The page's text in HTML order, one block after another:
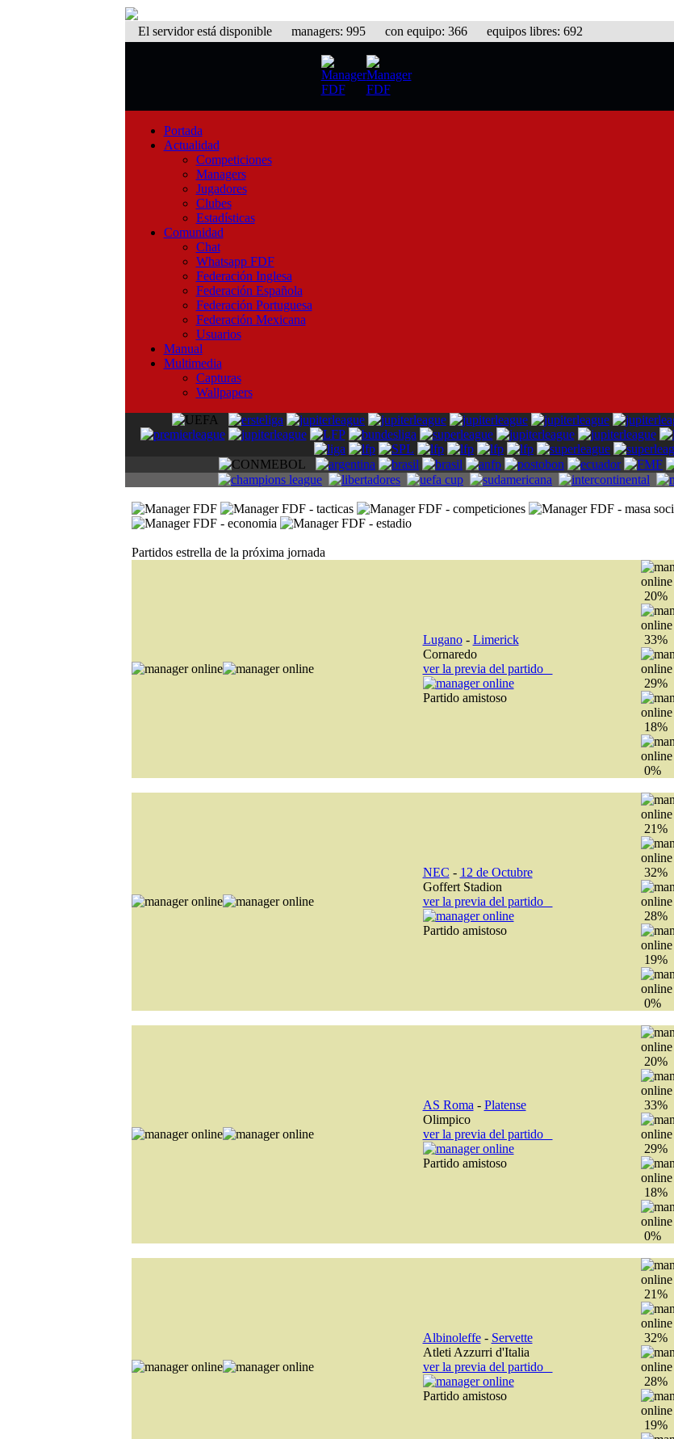
El servidor está disponiblemanagers: 995 con equipo: 366 equipos libres: 692
Portada
Actualidad
Competiciones
Managers
Jugadores
Clubes
Estadísticas
Comunidad
Chat
Whatsapp FDF
Federación Inglesa
Federación Española
Federación Portuguesa
Federación Mexicana
Usuarios
Manual
Multimedia
Capturas
Wallpapers
Partidos estrella de la próxima jornada
Lugano- Limerick
Cornaredo
ver la previa del partido
Partido amistoso
20%
33%
29%
18%
0%
NEC - 12 de Octubre
Goffert Stadion
ver la previa del partido
Partido amistoso
21%
32%
28%
19%
0%
AS Roma - Platense
Olimpico
ver la previa del partido
Partido amistoso
20%
33%
29%
18%
0%
Albinoleffe- Servette
Atleti Azzurri d'Italia
ver la previa del partido
Partido amistoso
21%
32%
28%
19%